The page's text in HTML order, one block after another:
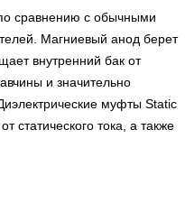
сравнению с обычными
Магниевый анод берет
внутренний бак от
и значительно
муфты Static
статического тока, а также